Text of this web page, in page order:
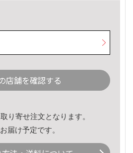
店舗を確認する
り寄せ注文となります。
届け予定です。